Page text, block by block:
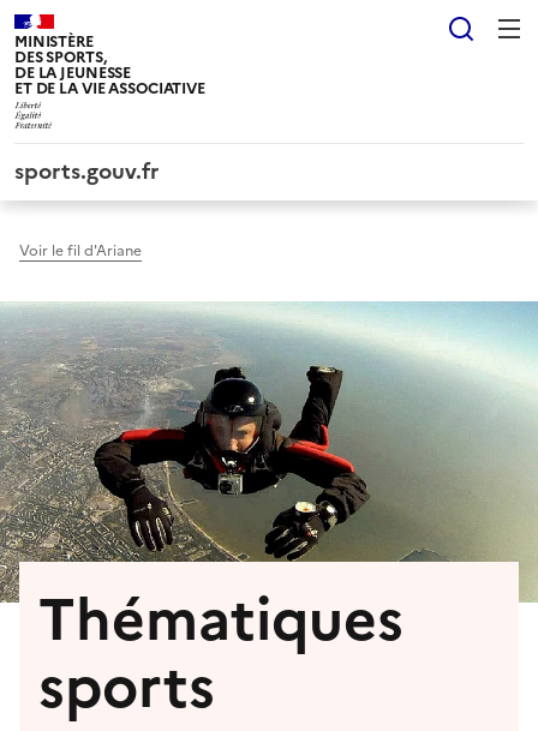
MINISTÈRE
DES SPORTS,
DE LA JEUNESSE
ET DE LA VIE ASSOCIATIVE
sports.gouv.fr
Voir le fil d'Ariane
Thématiques
sports
Panneau de gestion des cookies tarteaucitron